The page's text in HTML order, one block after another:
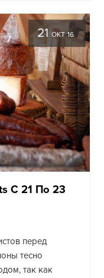
21ОКТ 16
С 21 По 23
перед
тесно
так как